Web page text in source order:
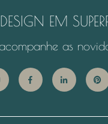
EM
as